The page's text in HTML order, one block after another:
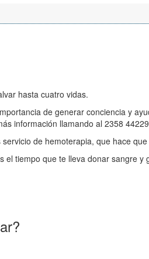
hasta cuatro vidas.
de generar conciencia y
información llamando al 2358
de hemoterapia, que hace
el tiempo que te lleva donar sangre y